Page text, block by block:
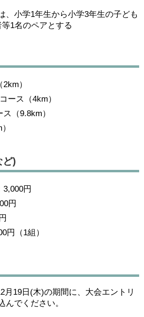
、小学1年生から小学3年生の子ども
1名のペアとする
）
ース（4km）
（9.8km）
ど)
円
円
円（1組）
月19日(木)の期間に、大会エントリ
んでください。